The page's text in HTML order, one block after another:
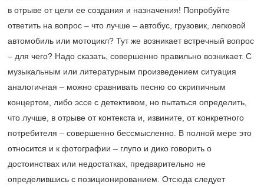
в отрыве от цели ее создания и назначения! Попробуйте
ответить на вопрос – что лучше – автобус, грузовик, легковой
автомобиль или мотоцикл? Тут же возникает встречный вопрос
– для чего? Надо сказать, совершенно правильно возникает. С
музыкальным или литературным произведением ситуация
аналогичная – можно сравнивать песню со скрипичным
концертом, либо эссе с детективом, но пытаться определить,
что лучше, в отрыве от контекста и, извините, от конкретного
потребителя – совершенно бессмысленно. В полной мере это
относится и к фотографии – глупо и дико говорить о
достоинствах или недостатках, предварительно не
определившись с позиционированием. Отсюда следует